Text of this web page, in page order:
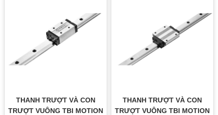
THANH TRƯỢT VÀ CON
TRƯỢT VUÔNG TBI MOTION
THANH TRƯỢT VÀ CON
TRƯỢT VUÔNG TBI MOTION